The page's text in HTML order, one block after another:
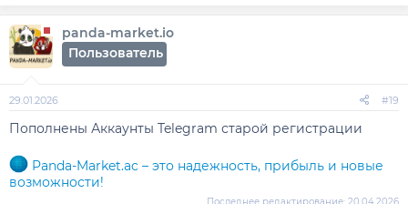
panda-market.io
Пользователь
29.01.2026 #19
Пополнены Аккаунты Telegram старой регистрации
Panda-Market.ac – это надежность, прибыль и новые
возможности!